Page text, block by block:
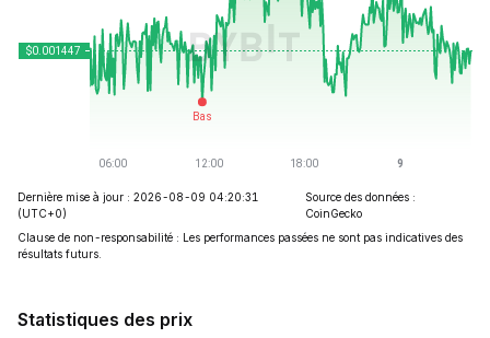
Dernière mise à jour : 2026-08-09 04:20:31
(UTC+0)
Source des données :
CoinGecko
Clause de non-responsabilité : Les performances passées ne sont pas indicatives des
résultats futurs.
Statistiques des prix